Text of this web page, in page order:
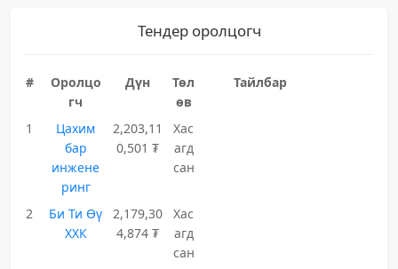
Тендер оролцогч
#
Оролцо
гч
Дүн
Төл
өв
Тайлбар
1
Цахим
бар
инжене
ринг
2,203,11
0,501 ₮
Хас
агд
сан
2
Би Ти Өү
ХХК
2,179,30
4,874 ₮
Хас
агд
сан